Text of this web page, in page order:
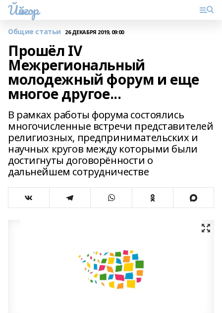
Йәйғор
Общие статьи 26 ДЕКАБРЯ 2019, 09:00
Прошёл IV
Межрегиональный
молодежный форум и еще
многое другое...
В рамках работы форума состоялись
многочисленные встречи представителей
религиозных, предпринимательских и
научных кругов между которыми были
достигнуты договорённости о
дальнейшем сотрудничестве